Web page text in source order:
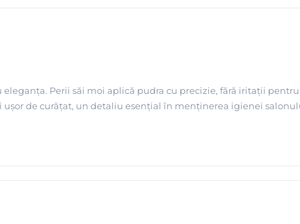
Perii săi moi aplică pudra cu precizie, fără iritații
de curățat, un detaliu esențial în menținerea igienei